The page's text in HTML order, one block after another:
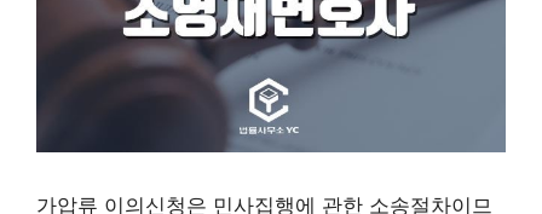
가압류 이의신청은 민사집행에 관한 소송절차이므